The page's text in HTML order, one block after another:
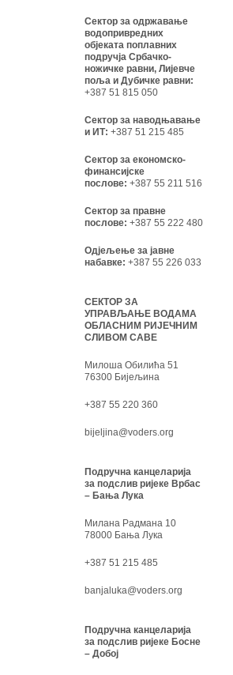
Сектор за одржавање
водопривредних
објеката поплавних
подручја Србачко-
ножичке равни, Лијевче
поља и Дубичке равни:
+387 51 815 050
Сектор за наводњавање
и ИТ: +387 51 215 485
Сектор за економско-
финансијске
послове: +387 55 211 516
Сектор за правне
послове: +387 55 222 480
Одјељење за јавне
набавке: +387 55 226 033
СЕКТОР ЗА
УПРАВЉАЊЕ ВОДАМА
ОБЛАСНИМ РИЈЕЧНИМ
СЛИВОМ САВЕ
Милоша Обилића 51
76300 Бијељина
+387 55 220 360
bijeljina@voders.org
Подручна канцеларија
за подслив ријеке Врбас
– Бања Лука
Милана Радмана 10
78000 Бања Лука
+387 51 215 485
banjaluka@voders.org
Подручна канцеларија
за подслив ријеке Босне
– Добој